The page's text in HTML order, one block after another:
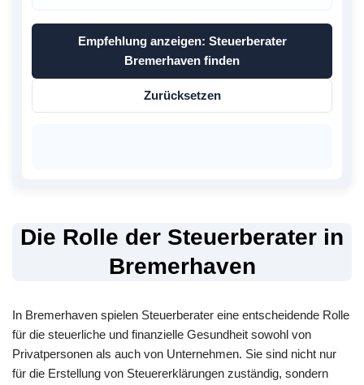
Empfehlung anzeigen: Steuerberater
Bremerhaven finden
Zurücksetzen
Die Rolle der Steuerberater in
Bremerhaven
In Bremerhaven spielen Steuerberater eine entscheidende Rolle
für die steuerliche und finanzielle Gesundheit sowohl von
Privatpersonen als auch von Unternehmen. Sie sind nicht nur
für die Erstellung von Steuererklärungen zuständig, sondern